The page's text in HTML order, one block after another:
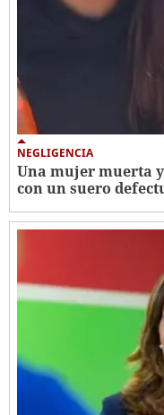
NEGLIGENCIA
Una mujer muerta
con un suero